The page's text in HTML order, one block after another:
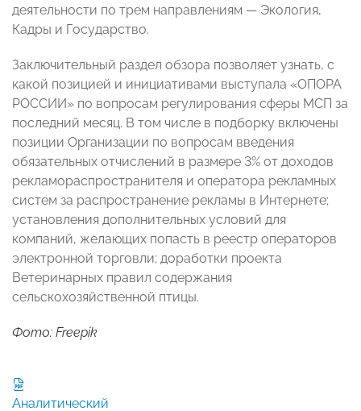
деятельности по трем направлениям — Экология,
Кадры и Государство.
Заключительный раздел обзора позволяет узнать, с
какой позицией и инициативами выступала «ОПОРА
РОССИИ» по вопросам регулирования сферы МСП за
последний месяц. В том числе в подборку включены
позиции Организации по вопросам введения
обязательных отчислений в размере 3% от доходов
рекламораспространителя и оператора рекламных
систем за распространение рекламы в Интернете;
установления дополнительных условий для
компаний, желающих попасть в реестр операторов
электронной торговли; доработки проекта
Ветеринарных правил содержания
сельскохозяйственной птицы.
Фото: Freepik
Аналитический